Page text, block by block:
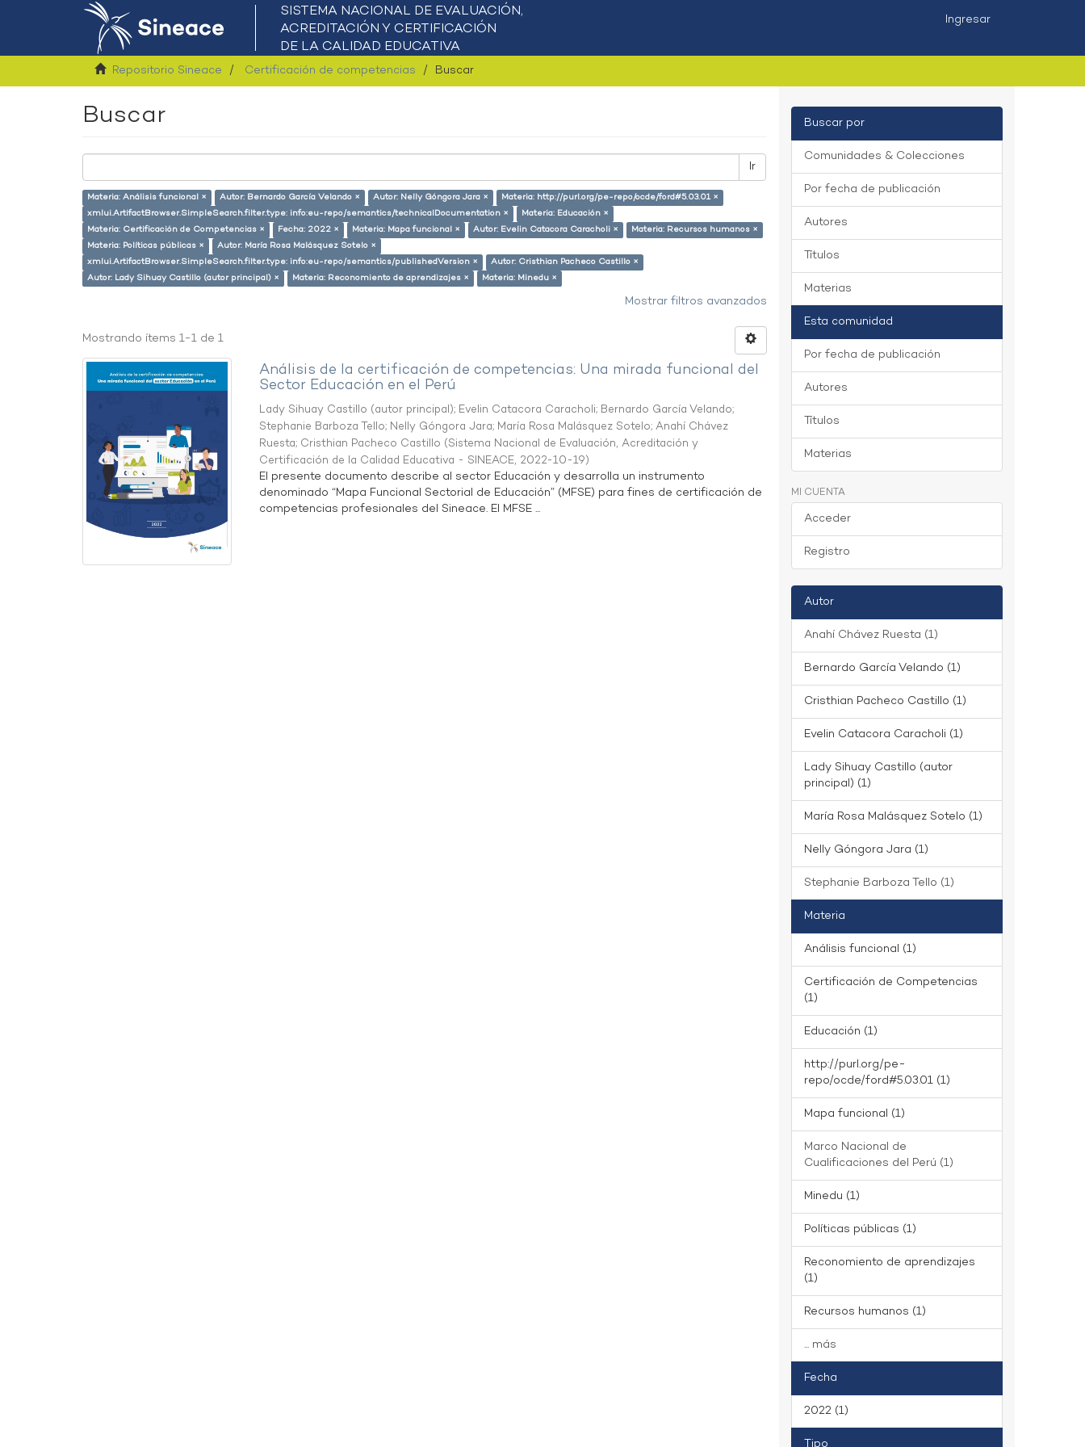
Ingresar
Repositorio Sineace Certificación de competencias Buscar
Buscar
Ir
Materia: Análisis funcional × Autor: Bernardo García Velando × Autor: Nelly Góngora Jara ×
Materia: http://purl.org/pe-repo/ocde/ford#5.03.01 ×
xmlui.ArtifactBrowser.SimpleSearch.filter.type: info:eu-repo/semantics/technicalDocumentation ×
Materia: Educación ×
Materia: Certificación de Competencias ×
Fecha: 2022 × Materia: Mapa funcional × Autor: Evelin Catacora Caracholi ×
Materia: Recursos humanos ×
Materia: Políticas públicas ×
Autor: María Rosa Malásquez Sotelo ×
xmlui.ArtifactBrowser.SimpleSearch.filter.type: info:eu-repo/semantics/publishedVersion ×
Autor: Cristhian Pacheco Castillo ×
Autor: Lady Sihuay Castillo (autor principal) ×
Materia: Reconomiento de aprendizajes × Materia: Minedu ×
Mostrar filtros avanzados
Mostrando ítems 1-1 de 1
Análisis de la certificación de competencias: Una mirada funcional del
Sector Educación en el Perú
Lady Sihuay Castillo (autor principal); Evelin Catacora Caracholi; Bernardo García Velando;
Stephanie Barboza Tello; Nelly Góngora Jara; María Rosa Malásquez Sotelo;Anahí Chávez
Ruesta; Cristhian Pacheco Castillo (Sistema Nacional de Evaluación, Acreditación y
Certificación de la Calidad Educativa - SINEACE, 2022-10-19)
El presente documento describe al sector Educación y desarrolla un instrumento
denominado “Mapa Funcional Sectorial de Educación” (MFSE) para fines de certificación de
competencias profesionales del Sineace. El MFSE ...
Buscar por
Comunidades & Colecciones
Por fecha de publicación
Autores
Títulos
Materias
Esta comunidad
Por fecha de publicación
Autores
Títulos
Materias
MI CUENTA
Acceder
Registro
Autor
Anahí Chávez Ruesta (1)
Bernardo García Velando (1)
Cristhian Pacheco Castillo (1)
Evelin Catacora Caracholi (1)
Lady Sihuay Castillo (autor
principal) (1)
María Rosa Malásquez Sotelo (1)
Nelly Góngora Jara (1)
Stephanie Barboza Tello (1)
Materia
Análisis funcional (1)
Certificación de Competencias
(1)
Educación (1)
http://purl.org/pe-
repo/ocde/ford#5.03.01 (1)
Mapa funcional (1)
Marco Nacional de
Cualificaciones del Perú (1)
Minedu (1)
Políticas públicas (1)
Reconomiento de aprendizajes
(1)
Recursos humanos (1)
... más
Fecha
2022 (1)